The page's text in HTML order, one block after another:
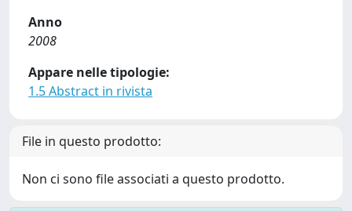
Anno
2008
Appare nelle tipologie:
1.5 Abstract in rivista
File in questo prodotto:
Non ci sono file associati a questo prodotto.